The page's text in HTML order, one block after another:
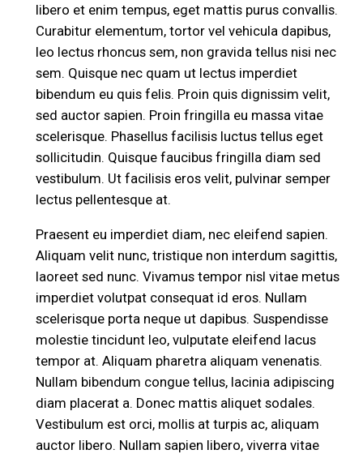
libero et enim tempus, eget mattis purus convallis.
Curabitur elementum, tortor vel vehicula dapibus,
leo lectus rhoncus sem, non gravida tellus nisi nec
sem. Quisque nec quam ut lectus imperdiet
bibendum eu quis felis. Proin quis dignissim velit,
sed auctor sapien. Proin fringilla eu massa vitae
scelerisque. Phasellus facilisis luctus tellus eget
sollicitudin. Quisque faucibus fringilla diam sed
vestibulum. Ut facilisis eros velit, pulvinar semper
lectus pellentesque at.
Praesent eu imperdiet diam, nec eleifend sapien.
Aliquam velit nunc, tristique non interdum sagittis,
laoreet sed nunc. Vivamus tempor nisl vitae metus
imperdiet volutpat consequat id eros. Nullam
scelerisque porta neque ut dapibus. Suspendisse
molestie tincidunt leo, vulputate eleifend lacus
tempor at. Aliquam pharetra aliquam venenatis.
Nullam bibendum congue tellus, lacinia adipiscing
diam placerat a. Donec mattis aliquet sodales.
Vestibulum est orci, mollis at turpis ac, aliquam
auctor libero. Nullam sapien libero, viverra vitae